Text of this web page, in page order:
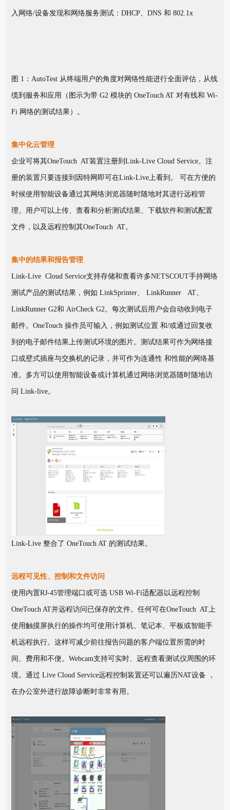
入网络/设备发现和网络服务测试：DHCP、DNS 和 802.1x
图 1：AutoTest 从终端用户的角度对网络性能进行全面评估，从线
缆到服务和应用（图示为带 G2 模块的 OneTouch AT 对有线和 Wi-
Fi 网络的测试结果）。
集中化云管理
企业可将其OneTouch AT装置注册到Link-Live Cloud Service。注
册的装置只要连接到因特网即可在Link-Live上看到。 可在方便的
时候使用智能设备通过其网络浏览器随时随地对其进行远程管
理。用户可以上传、查看和分析测试结果、下载软件和测试配置
文件，以及远程控制其OneTouch AT。
集中的结果和报告管理
Link-Live Cloud Service支持存储和查看许多NETSCOUT手持网络
测试产品的测试结果，例如 LinkSprinter、 LinkRunner AT、
LinkRunner G2和 AirCheck G2。每次测试后用户会自动收到电子
邮件。OneTouch 操作员可输入，例如测试位置 和/或通过回复收
到的电子邮件结果上传测试环境的图片。测试结果可作为网络接
口或壁式插座与交换机的记录，并可作为连通性 和性能的网络基
准。多方可以使用智能设备或计算机通过网络浏览器随时随地访
问 Link-live。
Link-Live 整合了 OneTouch AT 的测试结果。
远程可见性、控制和文件访问
使用内置RJ-45管理端口或可选 USB Wi-Fi适配器以远程控制
OneTouch AT并远程访问已保存的文件。任何可在OneTouch AT上
使用触摸屏执行的操作均可使用计算机、笔记本、平板或智能手
机远程执行。这样可减少前往报告问题的客户端位置所需的时
间、费用和不便。Webcam支持可实时、远程查看测试仪周围的环
境。通过 Live Cloud Service远程控制装置还可以遍历NAT设备 ，
在办公室外进行故障诊断时非常有用。